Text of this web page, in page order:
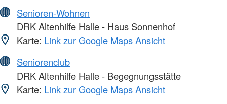
Senioren-Wohnen
DRK Altenhilfe Halle - Haus Sonnenhof
Karte: Link zur Google Maps Ansicht
Seniorenclub
DRK Altenhilfe Halle - Begegnungsstätte
Karte: Link zur Google Maps Ansicht